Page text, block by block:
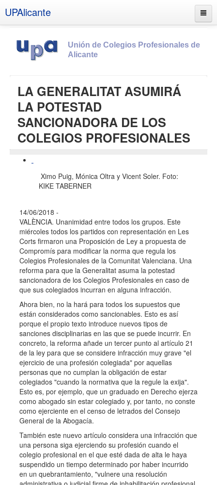
UPAlicante
Unión de Colegios Profesionales de
Alicante
Socios
Estatutos
Documentos
Boletines
UPSANA
Contacto
LA GENERALITAT ASUMIRÁ
LA POTESTAD
SANCIONADORA DE LOS
COLEGIOS PROFESIONALES
Ximo Puig, Mónica Oltra y Vicent Soler. Foto:
KIKE TABERNER
14/06/2018 -
VALÈNCIA. Unanimidad entre todos los grupos. Este
miércoles todos los partidos con representación en Les
Corts firmaron una Proposición de Ley a propuesta de
Compromís para modificar la norma que regula los
Colegios Profesionales de la Comunitat Valenciana. Una
reforma para que la Generalitat asuma la potestad
sancionadora de los Colegios Profesionales en caso de
que sus colegiados incurran en alguna infracción.
Ahora bien, no la hará para todos los supuestos que
están considerados como sancionables. Esto es así
porque el propio texto introduce nuevos tipos de
sanciones disciplinarias en las que se puede incurrir. En
concreto, la reforma añade un tercer punto al artículo 21
de la ley para que se considere infracción muy grave "el
ejercicio de una profesión colegiada" por aquellas
personas que no cumplan la obligación de estar
colegiados "cuando la normativa que la regule la exija".
Esto es, por ejemplo, que un graduado en Derecho ejerza
como abogado sin estar colegiado y, por tanto, no conste
como ejerciente en el censo de letrados del Consejo
General de la Abogacía.
También este nuevo artículo considera una infracción que
una persona siga ejerciendo su profesión cuando el
colegio profesional en el que esté dada de alta le haya
suspendido un tiempo determinado por haber incurrido
en un quebrantamiento, "vulnere una resolución